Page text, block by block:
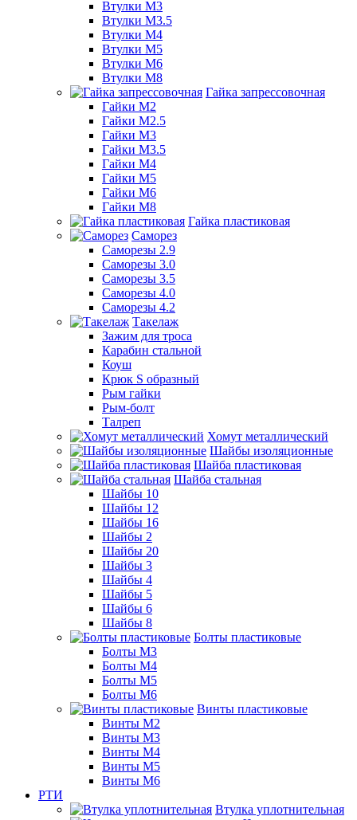
Втулки М3
Втулки М3.5
Втулки М4
Втулки М5
Втулки М6
Втулки М8
Гайка запрессовочная
Гайки М2
Гайки М2.5
Гайки М3
Гайки М3.5
Гайки М4
Гайки М5
Гайки М6
Гайки М8
Гайка пластиковая
Саморез
Саморезы 2.9
Саморезы 3.0
Саморезы 3.5
Саморезы 4.0
Саморезы 4.2
Такелаж
Зажим для троса
Карабин стальной
Коуш
Крюк S образный
Рым гайки
Рым-болт
Талреп
Хомут металлический
Шайбы изоляционные
Шайба пластиковая
Шайба стальная
Шайбы 10
Шайбы 12
Шайбы 16
Шайбы 2
Шайбы 20
Шайбы 3
Шайбы 4
Шайбы 5
Шайбы 6
Шайбы 8
Болты пластиковые
Болты М3
Болты М4
Болты М5
Болты М6
Винты пластиковые
Винты М2
Винты М3
Винты М4
Винты М5
Винты М6
РТИ
Втулка уплотнительная